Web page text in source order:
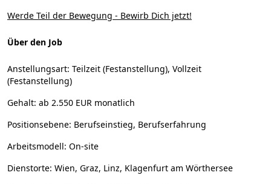
Werde Teil der Bewegung - Bewirb Dich jetzt!
Über den Job
Anstellungsart: Teilzeit (Festanstellung), Vollzeit
(Festanstellung)
Gehalt: ab 2.550 EUR monatlich
Positionsebene: Berufseinstieg, Berufserfahrung
Arbeitsmodell: On-site
Dienstorte: Wien, Graz, Linz, Klagenfurt am Wörthersee